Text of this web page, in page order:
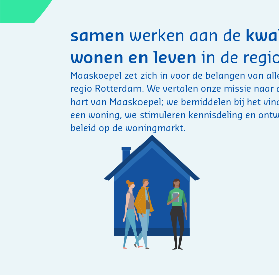
samen werken aan de
wonen en leven in de
Maaskoepel zet zich in voor de belangen van
regio Rotterdam. We vertalen onze missie
hart van Maaskoepel; we bemiddelen bij het
een woning, we stimuleren kennisdeling en
beleid op de woningmarkt.